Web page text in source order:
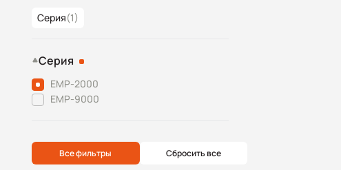
Серия(1)
Серия
EMP-2000
EMP-9000
Все фильтры Сбросить все